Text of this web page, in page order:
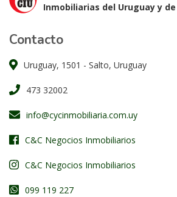
Inmobiliarias del Uruguay y
Contacto
Uruguay, 1501 - Salto, Uruguay
473 32002
info@cycinmobiliaria.com.uy
C&C Negocios Inmobiliarios
C&C Negocios Inmobiliarios
099 119 227